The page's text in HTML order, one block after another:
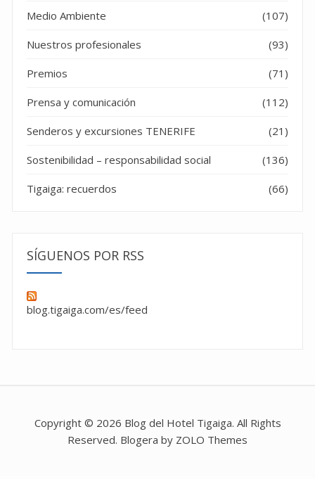
Medio Ambiente (107)
Nuestros profesionales (93)
Premios (71)
Prensa y comunicación (112)
Senderos y excursiones TENERIFE (21)
Sostenibilidad – responsabilidad social (136)
Tigaiga: recuerdos (66)
SÍGUENOS POR RSS
blog.tigaiga.com/es/feed
Copyright © 2026 Blog del Hotel Tigaiga. All Rights
Reserved. Blogera by ZOLO Themes